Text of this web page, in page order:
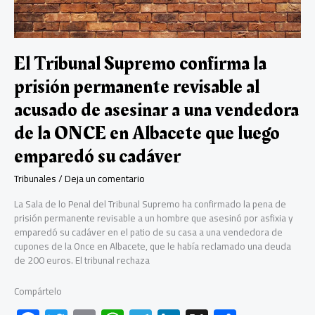
Carles
Puigdemont,
Antoni
Comín
y
Lluis
Puig
El Tribunal Supremo confirma la
prisión permanente revisable al
acusado de asesinar a una vendedora
de la ONCE en Albacete que luego
emparedó su cadáver
Tribunales/Deja un comentario
La Sala de lo Penal del Tribunal Supremo ha confirmado la pena de
prisión permanente revisable a un hombre que asesinó por asfixia y
emparedó su cadáver en el patio de su casa a una vendedora de
cupones de la Once en Albacete, que le había reclamado una deuda
de 200 euros. El tribunal rechaza
Compártelo